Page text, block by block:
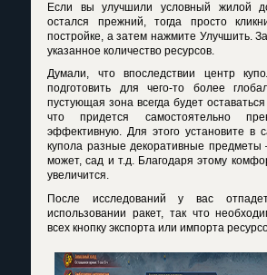
Если вы улучшили условный жилой
остался прежний, тогда просто
постройке, а затем нажмите Улучшить.
указанное количество ресурсов.
Думали, что впоследствии центр
подготовить для чего-то более
пустующая зона всегда будет
что придется самостоятельно
эффективную. Для этого установите в
купола разные декоративные предметы
может, сад и т.д. Благодаря этому
увеличится.
После исследований у вас
использовании ракет, так что
всех кнопку экспорта или импорта